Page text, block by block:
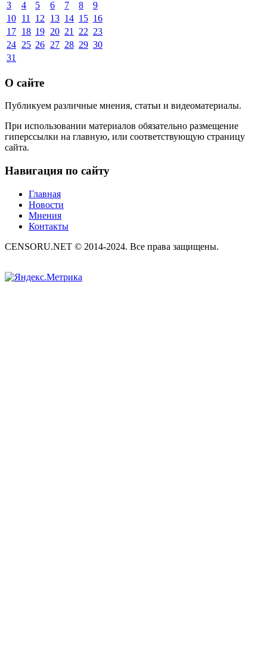
3
4 5 6 7 8
9
10 11 12 13 14 15 16
17 18 19 20 21 22 23
24 25 26 27 28 29 30
31
О сайте
Публикуем различные мнения, статьи и видеоматериалы.
При использовании материалов обязательно размещение
гиперссылки на главную, или соответствующую страницу
сайта.
Навигация по сайту
Главная
Новости
Мнения
Контакты
CENSORU.NET © 2014-2024. Все права защищены.